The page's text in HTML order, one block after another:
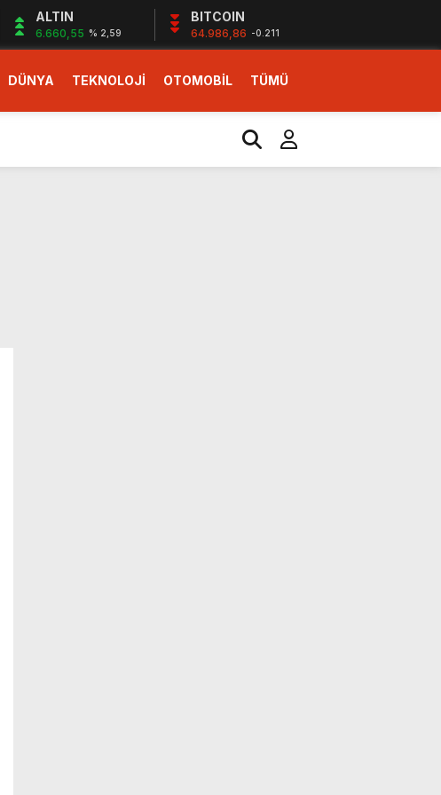
ALTIN
6.660,55 % 2,59
BITCOIN
64.986,86 -0.211
DÜNYA TEKNOLOJİ OTOMOBİL TÜMÜ